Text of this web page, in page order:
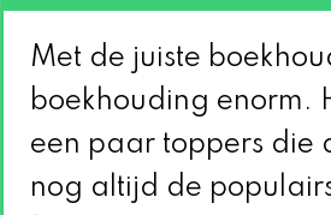
Met de juiste
boekhouding enorm.
een paar toppers die
nog altijd de